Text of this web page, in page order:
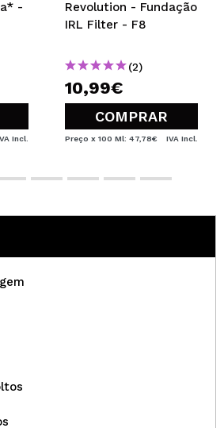
-
Incl.
Revolution - Fundação
IRL Filter - F8
(2)
10,99€
COMPRAR
Preço x 100 Ml: 47,78€ IVA Incl.